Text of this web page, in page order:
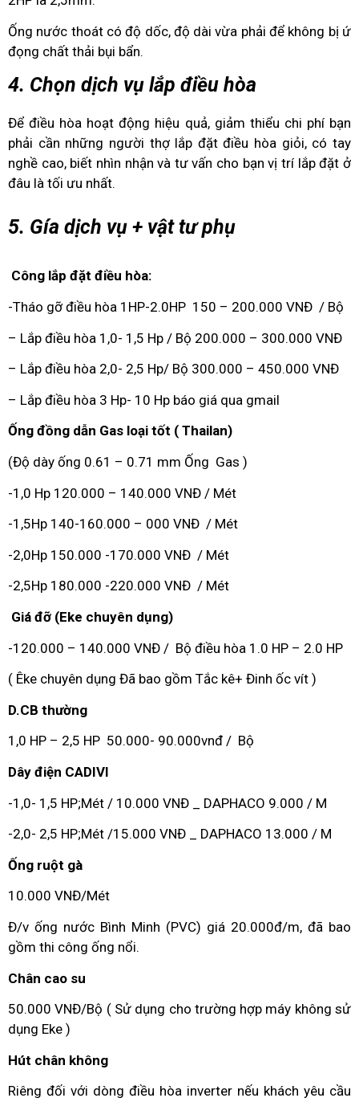
Ống nước thoát có độ dốc, độ dài vừa phải để không bị ứ
đọng chất thải bụi bẩn.
4. Chọn dịch vụ lắp điều hòa
Để điều hòa hoạt động hiệu quả, giảm thiểu chi phí bạn
phải cần những người thợ lắp đặt điều hòa giỏi, có tay
nghề cao, biết nhìn nhận và tư vấn cho bạn vị trí lắp đặt ở
đâu là tối ưu nhất.
5. Gía dịch vụ + vật tư phụ
Công lắp đặt điều hòa:
-Tháo gỡ điều hòa 1HP-2.0HP 150 – 200.000 VNĐ / Bộ
– Lắp điều hòa 1,0- 1,5 Hp / Bộ 200.000 – 300.000 VNĐ
– Lắp điều hòa 2,0- 2,5 Hp/ Bộ 300.000 – 450.000 VNĐ
– Lắp điều hòa 3 Hp- 10 Hp báo giá qua gmail
Ống đồng dẫn Gas loại tốt ( Thailan)
(Độ dày ống 0.61 – 0.71 mm Ống Gas )
-1,0 Hp 120.000 – 140.000 VNĐ / Mét
-1,5Hp 140-160.000 – 000 VNĐ / Mét
-2,0Hp 150.000 -170.000 VNĐ / Mét
-2,5Hp 180.000 -220.000 VNĐ / Mét
Giá đỡ (Eke chuyên dụng)
-120.000 – 140.000 VNĐ / Bộ điều hòa 1.0 HP – 2.0 HP
( Êke chuyên dụng Đã bao gồm Tắc kê+ Đinh ốc vít )
D.CB thường
1,0 HP – 2,5 HP 50.000- 90.000vnđ / Bộ
Dây điện CADIVI
-1,0- 1,5 HP;Mét / 10.000 VNĐ _ DAPHACO 9.000 / M
-2,0- 2,5 HP;Mét /15.000 VNĐ _ DAPHACO 13.000 / M
Ống ruột gà
10.000 VNĐ/Mét
Đ/v ống nước Bình Minh (PVC) giá 20.000đ/m, đã bao
gồm thi công ống nổi.
Chân cao su
50.000 VNĐ/Bộ ( Sử dụng cho trường hợp máy không sử
dụng Eke )
Hút chân không
Riêng đối với dòng điều hòa inverter nếu khách yêu cầu